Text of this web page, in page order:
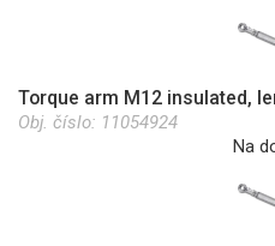
Torque arm M12 insulated,
Obj. číslo: 11054924
Na